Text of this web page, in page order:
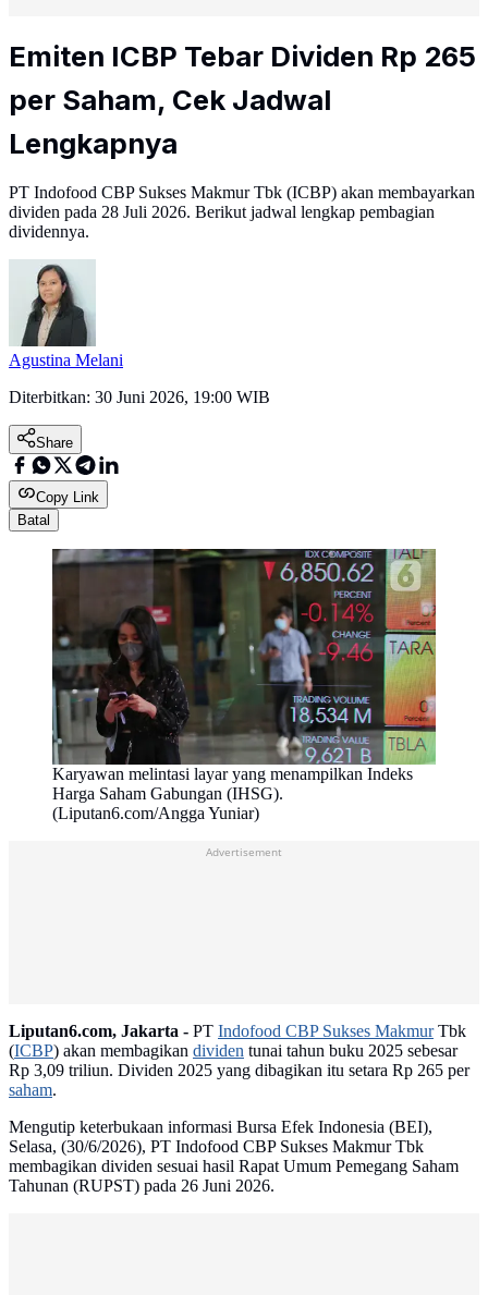
Emiten ICBP Tebar Dividen Rp 265
per Saham, Cek Jadwal
Lengkapnya
PT Indofood CBP Sukses Makmur Tbk (ICBP) akan membayarkan
dividen pada 28 Juli 2026. Berikut jadwal lengkap pembagian
dividennya.
Agustina Melani
Diterbitkan: 30 Juni 2026, 19:00 WIB
Share
Copy Link
Batal
Karyawan melintasi layar yang menampilkan Indeks
Harga Saham Gabungan (IHSG).
(Liputan6.com/Angga Yuniar)
Advertisement
Liputan6.com, Jakarta - PT Indofood CBP Sukses MakmurTbk
(ICBP) akan membagikan dividen tunai tahun buku 2025 sebesar
Rp 3,09 triliun. Dividen 2025 yang dibagikan itu setara Rp 265 per
saham.
Mengutip keterbukaan informasi Bursa Efek Indonesia (BEI),
Selasa, (30/6/2026), PT Indofood CBP Sukses Makmur Tbk
membagikan dividen sesuai hasil Rapat Umum Pemegang Saham
Tahunan (RUPST) pada 26 Juni 2026.